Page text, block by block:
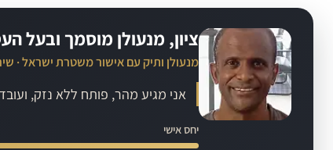
ציון, מנעולן מוסמך ובעל
מנעולן ותיק עם אישור משטרת ישראל ·
אני מגיע מהר, פותח ללא נזק,
יחס אישי